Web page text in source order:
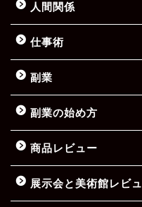
人間関係
仕事術
副業
副業の始め方
商品レビュー
展示会と美術館レビ